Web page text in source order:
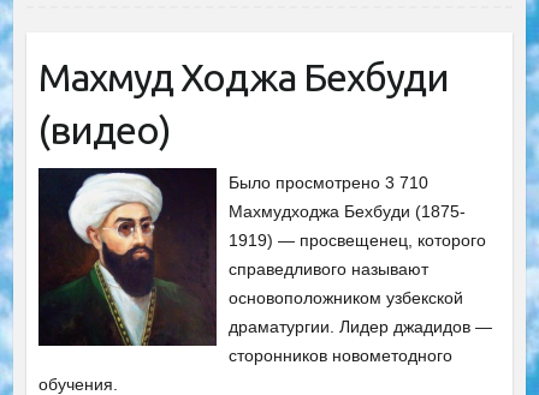
Махмуд Ходжа Бехбуди
(видео)
Было просмотрено 3 710
Махмудходжа Бехбуди (1875-
1919) — просвещенец, которого
справедливого называют
основоположником узбекской
драматургии. Лидер джадидов —
сторонников новометодного
обучения.